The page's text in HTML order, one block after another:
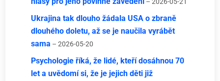
– 2026-05-21
Ukrajina tak dlouho žádala USA o zbraně
dlouhého doletu, až se je naučila vyrábět
sama – 2026-05-20
Psychologie říká, že lidé, kteří dosáhnou 70
let a uvědomí si, že je jejich děti již